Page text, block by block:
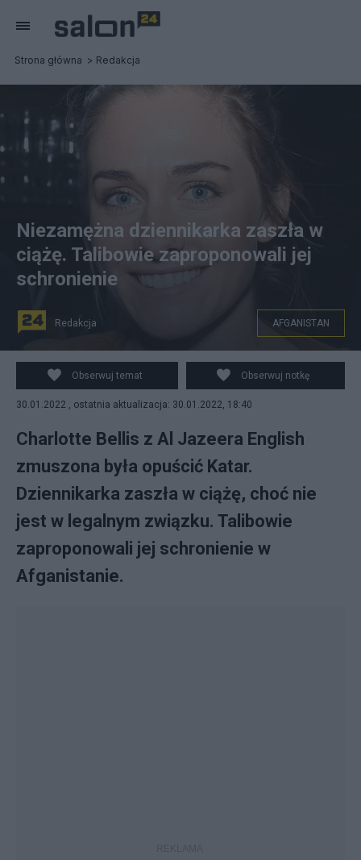
Strona główna Redakcja
Charlotte Bellis z Al Jazeera English. Fot.
Twitter/Vitruviano
Niezamężna dziennikarka zaszła w
ciążę. Talibowie zaproponowali jej
schronienie
Redakcja AFGANISTAN
Obserwuj temat Obserwuj notkę
30.01.2022 , ostatnia aktualizacja: 30.01.2022, 18:40
Charlotte Bellis z Al Jazeera English
zmuszona była opuścić Katar.
Dziennikarka zaszła w ciążę, choć nie
jest w legalnym związku. Talibowie
zaproponowali jej schronienie w
Afganistanie.